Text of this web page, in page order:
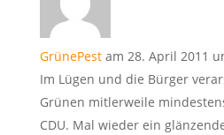
GrünePest am 28. April 2011
Im Lügen und die Bürger
Grünen mitlerweile
CDU. Mal wieder ein